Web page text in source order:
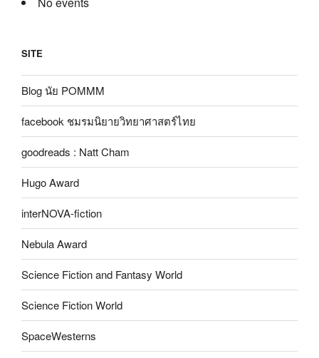
SITE
Blog นัย POMMM
facebook ชมรมนิยายวิทยาศาสตร์ไทย
goodreads : Natt Cham
Hugo Award
interNOVA-fiction
Nebula Award
Science Fiction and Fantasy World
Science Fiction World
SpaceWesterns